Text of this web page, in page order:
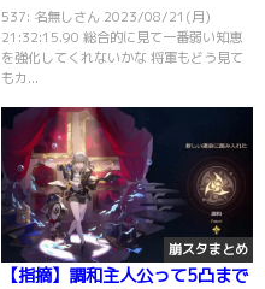
537: 名無しさん 2023/08/21(月)
21:32:15.90 総合的に見て一番弱い知恵
を強化してくれないかな 将軍もどう見て
もカ...
崩スタまとめ
【指摘】調和主人公って5凸まで